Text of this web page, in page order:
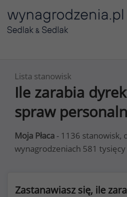
Lista stanowisk
Ile zarabia
spraw
Moja Płaca - 1136 stanowisk,
wynagrodzeniach 581
Zastanawiasz się, ile